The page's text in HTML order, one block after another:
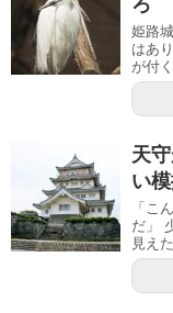
姫路
はあ
が付
天
い
「こ
だ」
見え